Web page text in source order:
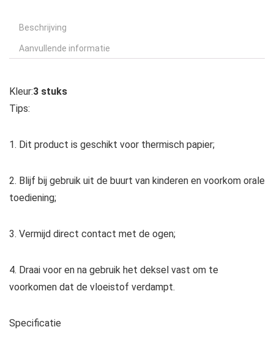
Beschrijving
Aanvullende informatie
Kleur:3 stuks
Tips:
1. Dit product is geschikt voor thermisch papier;
2. Blijf bij gebruik uit de buurt van kinderen en voorkom orale
toediening;
3. Vermijd direct contact met de ogen;
4. Draai voor en na gebruik het deksel vast om te
voorkomen dat de vloeistof verdampt.
Specificatie